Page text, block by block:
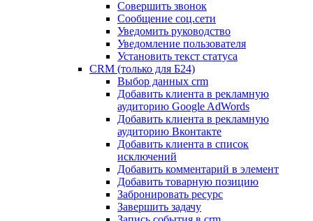
Совершить звонок
Сообщение соц.сети
Уведомить руководство
Уведомление пользователя
Установить текст статуса
CRM (только для Б24)
Выбор данных crm
Добавить клиента в рекламную
аудиторию Google AdWords
Добавить клиента в рекламную
аудиторию Вконтакте
Добавить клиента в список
исключений
Добавить комментарий в элемент
Добавить товарную позицию
Забронировать ресурс
Завершить задачу